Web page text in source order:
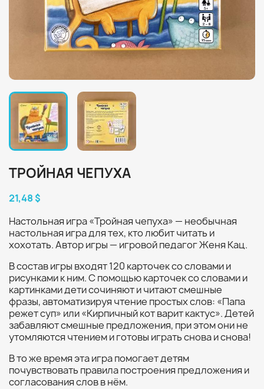
ТРОЙНАЯ ЧЕПУХА
21,48 $
Настольная игра «Тройная чепуха» — необычная
настольная игра для тех, кто любит читать и
хохотать. Автор игры — игровой педагог Женя Кац.
В состав игры входят 120 карточек со словами и
рисунками к ним. С помощью карточек со словами и
картинками дети сочиняют и читают смешные
фразы, автоматизируя чтение простых слов: «Папа
режет суп» или «Кирпичный кот варит кактус». Детей
забавляют смешные предложения, при этом они не
утомляются чтением и готовы играть снова и снова!
В то же время эта игра помогает детям
почувствовать правила построения предложения и
согласования слов в нём.